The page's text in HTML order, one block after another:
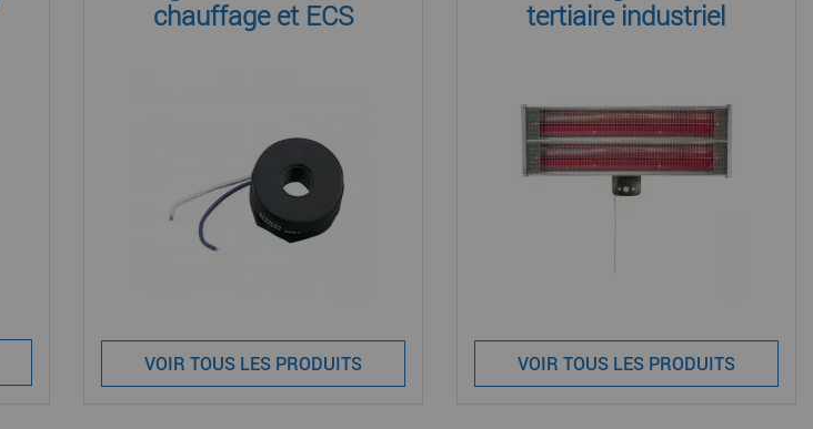
chauffage et ECS
VOIR TOUS LES PRODUITS
tertiaire industriel
VOIR TOUS LES PRODUITS